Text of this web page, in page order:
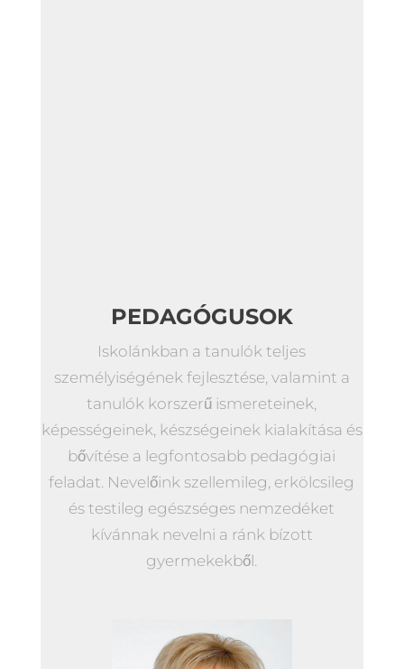
PEDAGÓGUSOK
Iskolánkban a tanulók teljes
személyiségének fejlesztése, valamint a
tanulók korszerű ismereteinek,
képességeinek, készségeinek kialakítása és
bővítése a legfontosabb pedagógiai
feladat. Nevelőink szellemileg, erkölcsileg
és testileg egészséges nemzedéket
kívánnak nevelni a ránk bízott
gyermekekből.